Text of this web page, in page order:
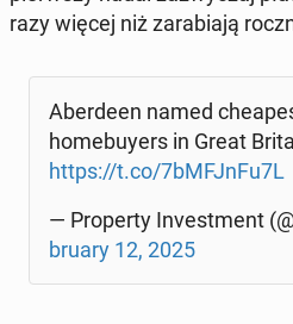
razy więcej niż za­ra­bia­ją
Aber­de­en named
ho­me­buy­ers in Great
https://t.co/7bMFJnFu7L
— Pro­per­ty In­ve­st­ment
bru­ary 12, 2025